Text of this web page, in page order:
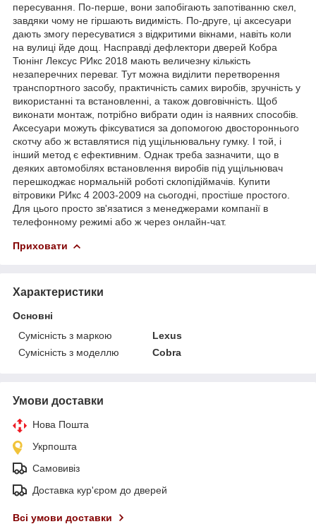
пересування. По-перше, вони запобігають запотіванню скел,
завдяки чому не гіршають видимість. По-друге, ці аксесуари
дають змогу пересуватися з відкритими вікнами, навіть коли
на вулиці йде дощ. Насправді дефлектори дверей Кобра
Тюнінг Лексус РИкс 2018 мають величезну кількість
незаперечних переваг. Тут можна виділити перетворення
транспортного засобу, практичність самих виробів, зручність у
використанні та встановленні, а також довговічність. Щоб
виконати монтаж, потрібно вибрати один із наявних способів.
Аксесуари можуть фіксуватися за допомогою двостороннього
скотчу або ж вставлятися під ущільнювальну гумку. І той, і
інший метод є ефективним. Однак треба зазначити, що в
деяких автомобілях встановлення виробів під ущільнювач
перешкоджає нормальній роботі склопідіймачів. Купити
вітровики РИкс 4 2003-2009 на сьогодні, простіше простого.
Для цього просто зв'язатися з менеджерами компанії в
телефонному режимі або ж через онлайн-чат.
Приховати
Характеристики
Основні
Сумісність з маркою
Lexus
Сумісність з моделлю
Cobra
Умови доставки
Нова Пошта
Укрпошта
Самовивіз
Доставка кур'єром до дверей
Всі умови доставки